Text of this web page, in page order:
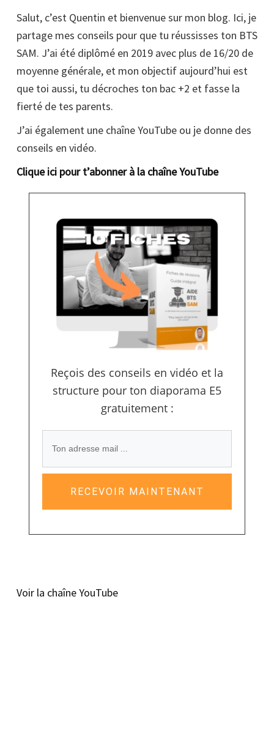
Salut, c’est Quentin et bienvenue sur mon blog. Ici, je
partage mes conseils pour que tu réussisses ton BTS
SAM. J’ai été diplômé en 2019 avec plus de 16/20 de
moyenne générale, et mon objectif aujourd’hui est
que toi aussi, tu décroches ton bac +2 et fasse la
fierté de tes parents.
J’ai également une chaîne YouTube ou je donne des
conseils en vidéo.
Clique ici pour t’abonner à la chaîne YouTube
Reçois des conseils en vidéo et la
structure pour ton diaporama E5
gratuitement :
RECEVOIR MAINTENANT
Voir la chaîne YouTube